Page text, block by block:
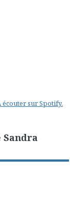
sur Spotify.
Sandra